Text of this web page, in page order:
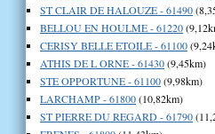
ST CLAIR DE HALOUZE - 61490
BELLOU EN HOULME - 61220
CERISY BELLE ETOILE - 61100
ATHIS DE L ORNE - 61430(9,45km)
STE OPPORTUNE - 61100(9,98km)
LARCHAMP - 61800(10,82km)
ST PIERRE DU REGARD - 61790